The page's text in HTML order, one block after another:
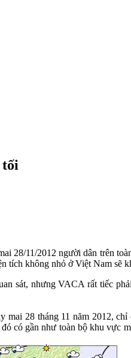
tối
28/11/2012 người dân trên
tích không nhỏ ở Việt Nam sẽ
sát, nhưng VACA rất tiếc
mai 28 tháng 11 năm 2012,
có gần như toàn bộ khu vực